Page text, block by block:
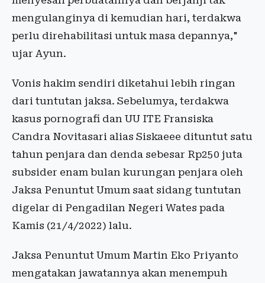
mengulanginya di kemudian hari, terdakwa
perlu direhabilitasi untuk masa depannya,"
ujar Ayun.
Vonis hakim sendiri diketahui lebih ringan
dari tuntutan jaksa. Sebelumya, terdakwa
kasus pornografi dan UU ITE Fransiska
Candra Novitasari alias Siskaeee dituntut satu
tahun penjara dan denda sebesar Rp250 juta
subsider enam bulan kurungan penjara oleh
Jaksa Penuntut Umum saat sidang tuntutan
digelar di Pengadilan Negeri Wates pada
Kamis (21/4/2022) lalu.
Jaksa Penuntut Umum Martin Eko Priyanto
mengatakan jawatannya akan menempuh